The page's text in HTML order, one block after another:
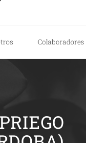
Colaboradores